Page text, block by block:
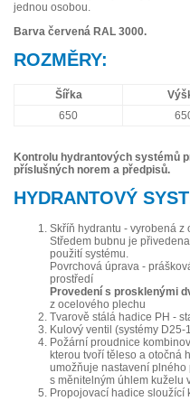
jednou osobou.
Barva červená RAL 3000.
ROZMĚRY:
Šířka
650
Kontrolu hydrantových systémů
příslušných norem a předpisů.
HYDRANTOVÝ
Skříň hydrantu - vyrobená z
Středem bubnu je
použití systému.
Povrchová úprava -
prostředí
Provedení s prosklenými
z ocelového plechu
Tvarově stálá hadice PH -
Kulový ventil (systémy D25-
Požární proudnice
kterou tvoří těleso a otočná
umožňuje nastavení
s měnitelným úhlem kuželu
Propojovací hadice sloužící